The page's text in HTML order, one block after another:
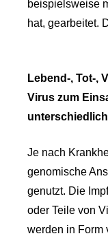
beispielsweise
hat, gearbeitet.
Lebend-, Tot-,
Virus zum
Je nach
genomische
genutzt. Die
oder Teile von
werden in Form